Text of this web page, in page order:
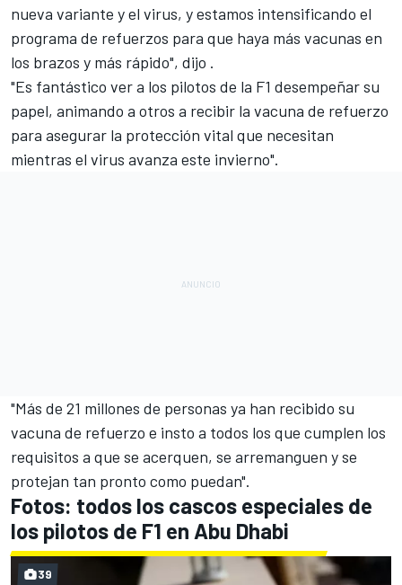
nueva variante y el virus, y estamos intensificando el
programa de refuerzos para que haya más vacunas en
los brazos y más rápido", dijo .
"Es fantástico ver a los pilotos de la F1 desempeñar su
papel, animando a otros a recibir la vacuna de refuerzo
para asegurar la protección vital que necesitan
mientras el virus avanza este invierno".
"Más de 21 millones de personas ya han recibido su
vacuna de refuerzo e insto a todos los que cumplen los
requisitos a que se acerquen, se arremanguen y se
protejan tan pronto como puedan".
Fotos: todos los cascos especiales de
los pilotos de F1 en Abu Dhabi
39